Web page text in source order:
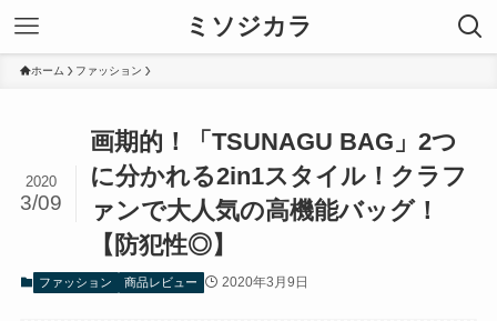
ミソジカラ
ホーム ファッション
画期的！「TSUNAGU BAG」2つ
に分かれる2in1スタイル！クラフ
ァンで大人気の高機能バッグ！
【防犯性◎】
2020
3/09
ファッション 商品レビュー 2020年3月9日